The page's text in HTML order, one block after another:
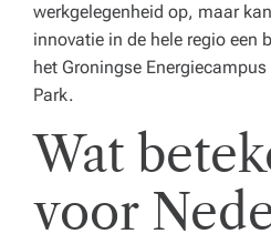
werkgelegenheid op, maar
innovatie in de hele regio een
het Groningse
Park.
Wat
voor